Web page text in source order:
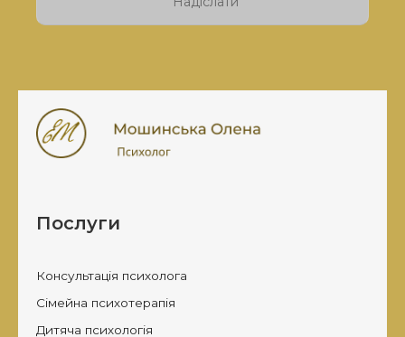
поле
Послуги
Консультація психолога
Сімейна психотерапія
Дитяча психологія